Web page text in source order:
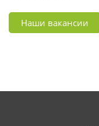
Наши вакансии